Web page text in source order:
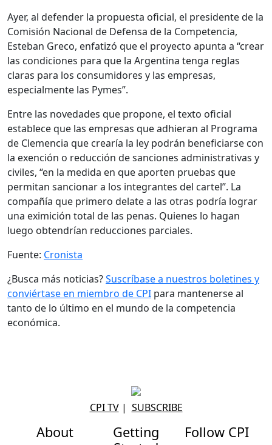
Ayer, al defender la propuesta oficial, el presidente de la
Comisión Nacional de Defensa de la Competencia,
Esteban Greco, enfatizó que el proyecto apunta a “crear
las condiciones para que la Argentina tenga reglas
claras para los consumidores y las empresas,
especialmente las Pymes”.
Entre las novedades que propone, el texto oficial
establece que las empresas que adhieran al Programa
de Clemencia que crearía la ley podrán beneficiarse con
la exención o reducción de sanciones administrativas y
civiles, “en la medida en que aporten pruebas que
permitan sancionar a los integrantes del cartel”. La
compañía que primero delate a las otras podría lograr
una eximición total de las penas. Quienes lo hagan
luego obtendrían reducciones parciales.
Fuente: Cronista
¿Busca más noticias?Suscríbase a nuestros boletines y
conviértase en miembro de CPI para mantenerse al
tanto de lo último en el mundo de la competencia
económica.
CPI TV| SUBSCRIBE
About
Getting
Follow CPI